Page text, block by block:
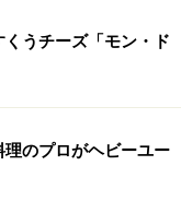
うチーズ「モン・ド
のプロがヘビーユー